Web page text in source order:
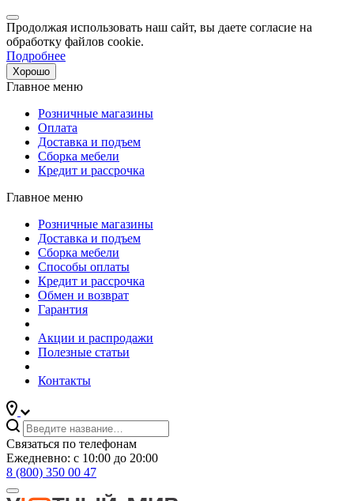
Продолжая использовать наш сайт, вы даете согласие на
обработку файлов cookie.
Подробнее
Хорошо
Главное меню
Розничные магазины
Оплата
Доставка и подъем
Сборка мебели
Кредит и рассрочка
Главное меню
Розничные магазины
Доставка и подъем
Сборка мебели
Способы оплаты
Кредит и рассрочка
Обмен и возврат
Гарантия
Акции и распродажи
Полезные статьи
Контакты
Связаться по телефонам
Ежедневно: с 10:00 до 20:00
8 (800) 350 00 47